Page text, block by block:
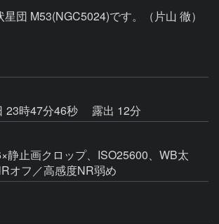
団 M53(NGC5024)です。（片山 徹）
23時47分46秒
露出 12分
静止画クロップ、ISO25600、WB太
オフ／高感度NR弱め